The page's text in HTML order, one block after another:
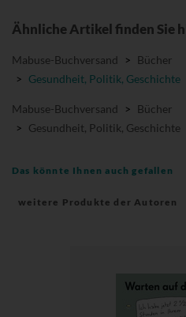
Ähnliche Artikel finden Sie
Mabuse-Buchversand > Bücher
> Gesundheit, Politik, Geschichte
Mabuse-Buchversand > Bücher
> Gesundheit, Politik, Geschichte
Das könnte Ihnen auch gefallen
weitere Produkte der Autoren